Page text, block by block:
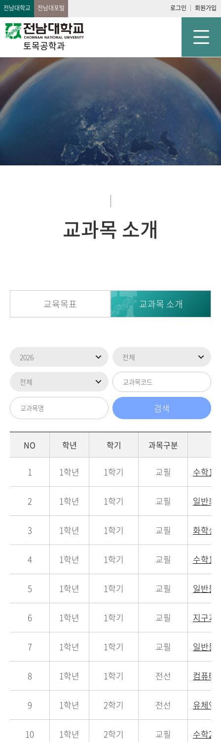
전남대학교 전남대포털 로그인 회원가입
토목공학과
교과목 소개
교육목표 교과목 소개
NO 학년 학기 과목구분
1 1학년 1학기 교필 수학1
2 1학년 1학기 교필 일반화
3 1학년 1학기 교필 화학실
4 1학년 1학기 교필 수학1
5 1학년 1학기 교필 일반물
6 1학년 1학기 교필 지구과
7 1학년 1학기 교필 일반물
8 1학년 1학기 전선 컴퓨터
9 1학년 2학기 전선 유체역
10 1학년 2학기 교필 수학2